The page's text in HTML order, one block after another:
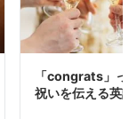
「congrats」っ
祝いを伝える英